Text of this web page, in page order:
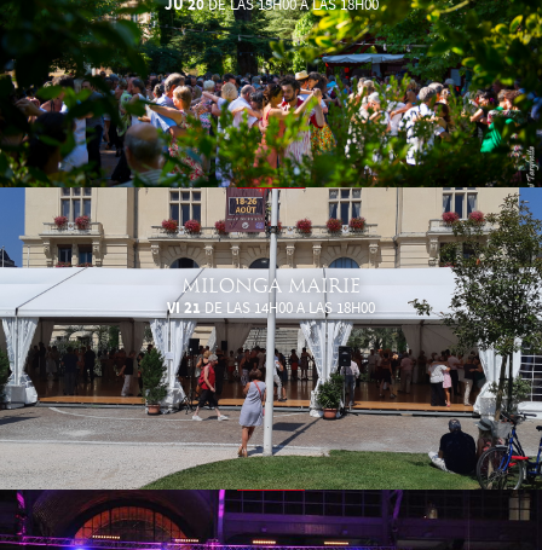
DE LAS 15H00 A LAS 18H00
MILONGA MAIRIE
VI 21 DE LAS 14H00 A LAS 18H00